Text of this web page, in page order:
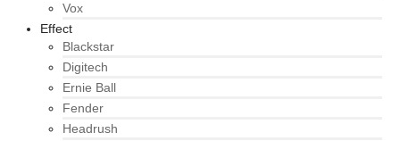
Vox
Effect
Blackstar
Digitech
Ernie Ball
Fender
Headrush